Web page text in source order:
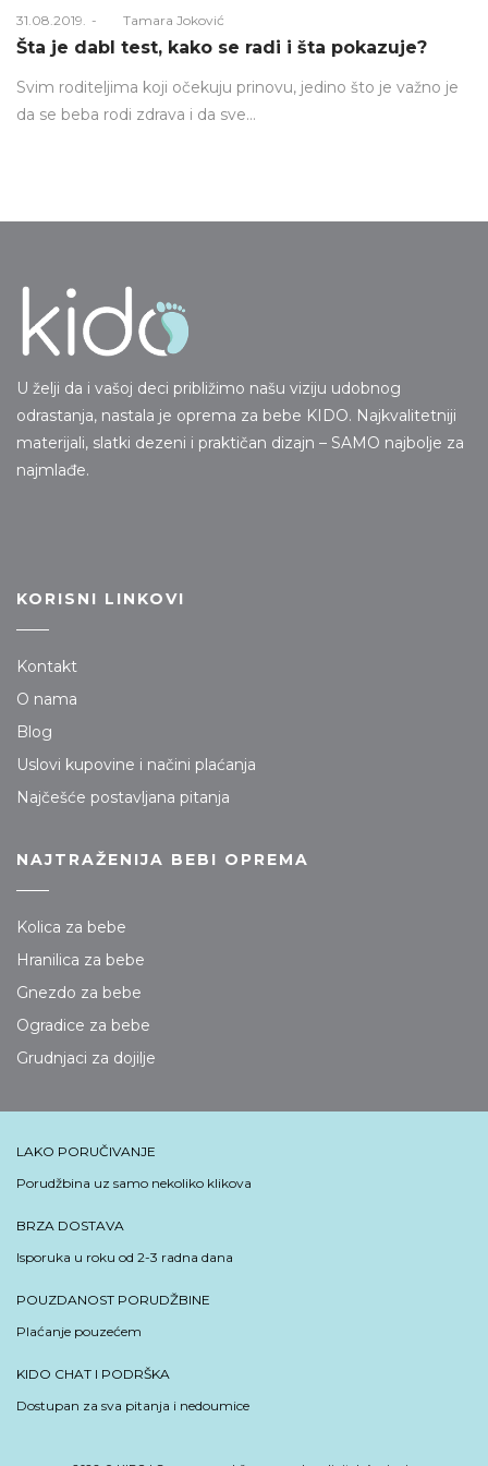
Posted
on
31.08.2019. OdTamara Joković
Šta je dabl test, kako se radi i šta pokazuje?
Svim roditeljima koji očekuju prinovu, jedino što je važno je
da se beba rodi zdrava i da sve…
U želji da i vašoj deci približimo našu viziju udobnog
odrastanja, nastala je oprema za bebe KIDO. Najkvalitetniji
materijali, slatki dezeni i praktičan dizajn – SAMO najbolje za
najmlađe.
KORISNI LINKOVI
Kontakt
O nama
Blog
Uslovi kupovine i načini plaćanja
Najčešće postavljana pitanja
NAJTRAŽENIJA BEBI OPREMA
Kolica za bebe
Hranilica za bebe
Gnezdo za bebe
Ogradice za bebe
Grudnjaci za dojilje
LAKO PORUČIVANJE
Porudžbina uz samo nekoliko klikova
BRZA DOSTAVA
Isporuka u roku od 2-3 radna dana
POUZDANOST PORUDŽBINE
Plaćanje pouzećem
KIDO CHAT I PODRŠKA
Dostupan za sva pitanja i nedoumice